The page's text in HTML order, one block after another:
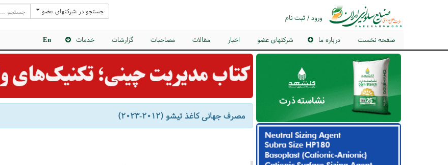
ورود / ثبت نام
جستجو در شرکتهای عضو
صفحه نخست درباره ما شرکتهای عضو اخبار مقالات مصاحبات گزارشات خدمات En
مصرف جهانی کاغذ تیشو (۲۰۱۲-۲۰۲۳)